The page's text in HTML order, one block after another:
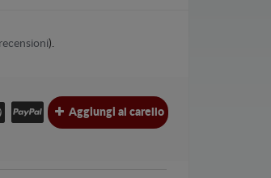
).
Aggiungi al carello